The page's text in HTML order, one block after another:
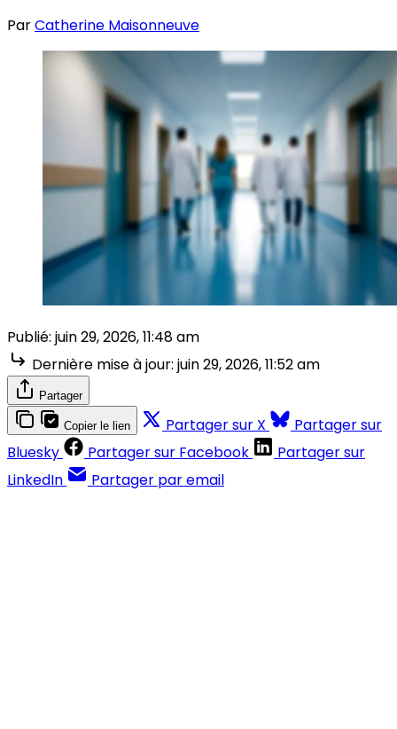
ParCatherine Maisonneuve
Publié: juin 29, 2026, 11:48 am
Dernière mise à jour: juin 29, 2026, 11:52 am
Partager
Copier le lien Partager sur X
Partager sur
Bluesky
Partager sur Facebook
Partager sur
LinkedIn
Partager par email